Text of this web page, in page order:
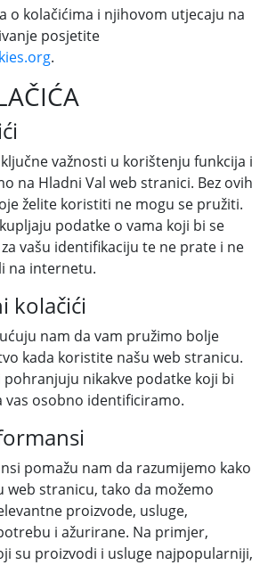
o kolačićima i njihovom utjecaju na
posjetite
.
važnosti u korištenju funkcija i
na Hladni Val web stranici. Bez ovih
želite koristiti ne mogu se pružiti.
podatke o vama koji bi se
vašu identifikaciju te ne prate i ne
na internetu.
kolačići
nam da vam pružimo bolje
kada koristite našu web stranicu.
nikakve podatke koji bi
vas osobno identificiramo.
pomažu nam da razumijemo kako
web stranicu, tako da možemo
proizvode, usluge,
i ažurirane. Na primjer,
su proizvodi i usluge najpopularniji,